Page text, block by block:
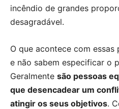
incêndio de grandes
desagradável.
O que acontece com essas
e não sabem especificar o
Geralmente são pessoas
que desencadear um
atingir os seus objetivos.